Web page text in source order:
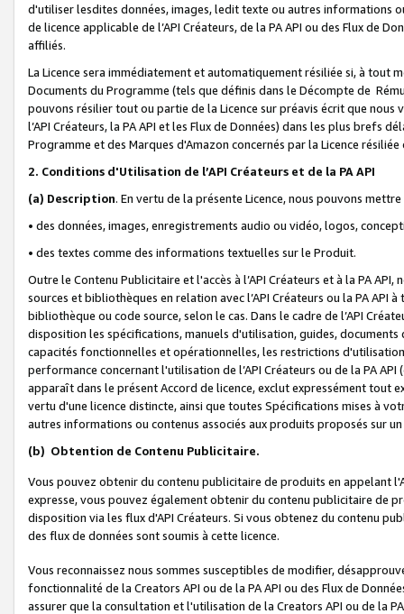
d'utiliser lesdites données, images, ledit texte ou autres informations
de licence applicable de l’API Créateurs, de la PA API ou des Flux de
affiliés.
La Licence sera immédiatement et automatiquement résiliée si, à
Documents du Programme (tels que définis dans le Décompte de
pouvons résilier tout ou partie de la Licence sur préavis écrit que
l’API Créateurs, la PA API et les Flux de Données) dans les plus
Programme et des Marques d'Amazon concernés par la Licence
2. Conditions d'Utilisation de l’API Créateurs et de la PA API
(a) Description. En vertu de la présente Licence, nous pouvons
• des données, images, enregistrements audio ou vidéo, logos,
• des textes comme des informations textuelles sur le Produit.
Outre le Contenu Publicitaire et l'accès à l’API Créateurs et à la PA
sources et bibliothèques en relation avec l’API Créateurs ou la PA
bibliothèque ou code source, selon le cas. Dans le cadre de l’API
disposition les spécifications, manuels d'utilisation, guides,
capacités fonctionnelles et opérationnelles, les restrictions
performance concernant l'utilisation de l’API Créateurs ou de la PA
apparaît dans le présent Accord de licence, exclut expressément tout
vertu d'une licence distincte, ainsi que toutes Spécifications mises à
autres informations ou contenus associés aux produits proposés sur
(b) Obtention de Contenu Publicitaire.
Vous pouvez obtenir du contenu publicitaire de produits en appelant
expresse, vous pouvez également obtenir du contenu publicitaire de
disposition via les flux d'API Créateurs. Si vous obtenez du contenu
des flux de données sont soumis à cette licence.
Vous reconnaissez nous sommes susceptibles de modifier,
fonctionnalité de la Creators API ou de la PA API ou des Flux de
assurer que la consultation et l'utilisation de la Creators API ou de la